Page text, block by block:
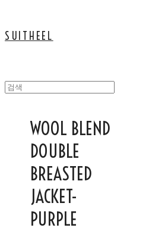
SUITHEEL
WOOL BLEND
DOUBLE
BREASTED
JACKET-
PURPLE